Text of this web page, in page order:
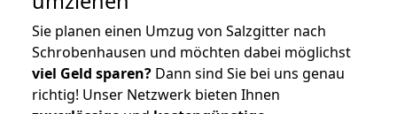
Sie planen einen Umzug von Salzgitter nach
Schrobenhausen und möchten dabei möglichst
viel Geld sparen? Dann sind Sie bei uns genau
richtig! Unser Netzwerk bieten Ihnen